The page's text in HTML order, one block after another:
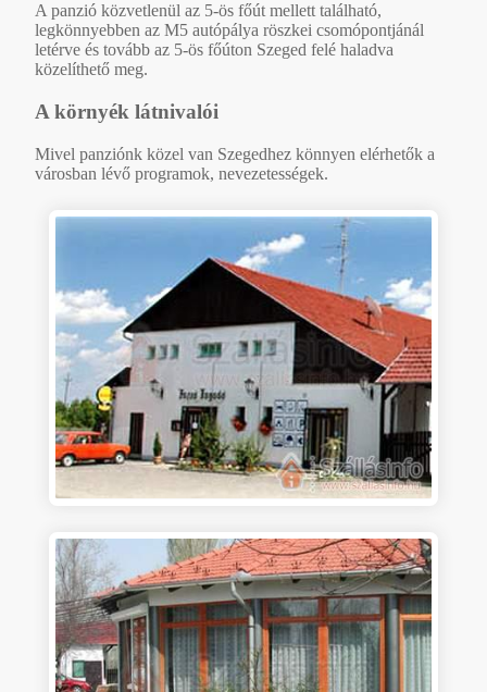
A panzió közvetlenül az 5-ös főút mellett található,
legkönnyebben az M5 autópálya röszkei csomópontjánál
letérve és tovább az 5-ös főúton Szeged felé haladva
közelíthető meg.
A környék látnivalói
Mivel panziónk közel van Szegedhez könnyen elérhetők a
városban lévő programok, nevezetességek.